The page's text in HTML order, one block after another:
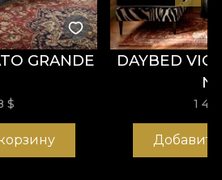
capăt.
GRANDE
$
DAYBED
1